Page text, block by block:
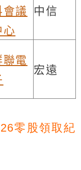
議
心
中信
聯電
宏遠
零股領取紀